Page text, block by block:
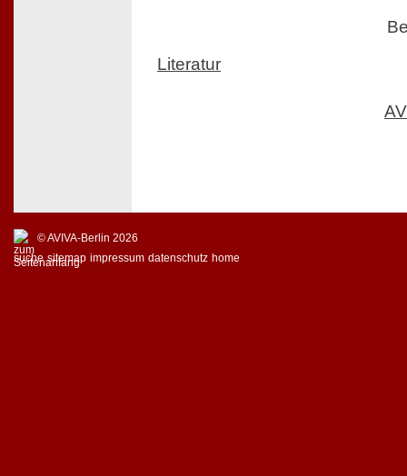
Literatur
© AVIVA-Berlin 2026
suche sitemap impressum datenschutz home